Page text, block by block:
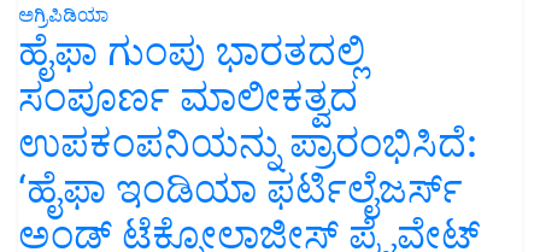
ಅಗ್ರಿಪಿಡಿಯಾ
ಹೈಫಾ ಗುಂಪು ಭಾರತದಲ್ಲಿ
ಸಂಪೂರ್ಣ ಮಾಲೀಕತ್ವದ
ಉಪಕಂಪನಿಯನ್ನು ಪ್ರಾರಂಭಿಸಿದೆ:
‘ಹೈಫಾ ಇಂಡಿಯಾ ಫರ್ಟಿಲೈಜರ್ಸ್
ಅಂಡ್ ಟೆಕ್ನೋಲಾಜೀಸ್ ಪ್ರೈವೇಟ್